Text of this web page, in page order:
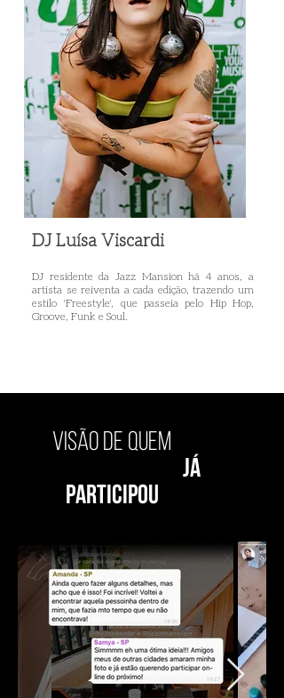
DJ Luísa Viscardi
DJ residente da Jazz Mansion há 4 anos, a
artista se reiventa a cada edição, trazendo um
estilo 'Freestyle', que passeia pelo Hip Hop,
Groove, Funk e Soul.
visão de quem
já
participou